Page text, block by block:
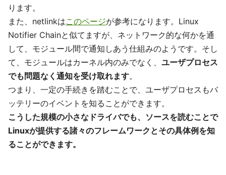
ります。
また、netlinkはこのページが参考になります。Linux
Notifier Chainと似てますが、ネットワーク的な何かを通
して、モジュール間で通知しあう仕組みのようです。そし
て、モジュールはカーネル内のみでなく、 ユーザプロセス
でも問題なく通知を受け取れます。
つまり、一定の手続きを踏むことで、ユーザプロセスもバ
ッテリーのイベントを知ることができます。
こうした規模の小さなドライバでも、ソースを読むことで
Linuxが提供する諸々のフレームワークとその具体例を知
ることができます。